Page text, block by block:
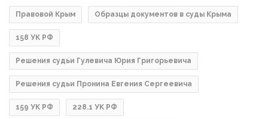
Правовой Крым Образцы документов в суды Крыма
158 УК РФ
Решения судьи Гулевича Юрия Григорьевича
Решения судьи Пронина Евгения Сергеевича
159 УК РФ 228.1 УК РФ